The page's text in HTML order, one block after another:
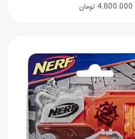
4.800.000 تومان